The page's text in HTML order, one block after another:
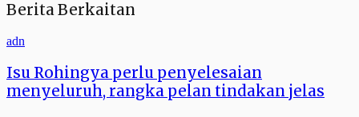
Berita Berkaitan
adn
Isu Rohingya perlu penyelesaian
menyeluruh, rangka pelan tindakan jelas